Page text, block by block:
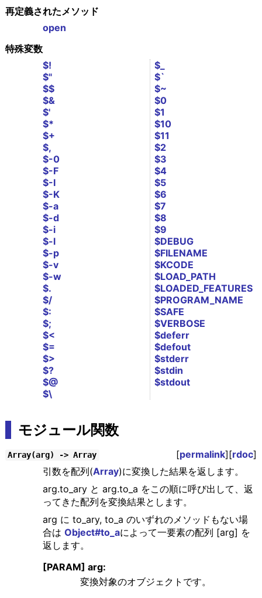
再定義されたメソッド
open
特殊変数
$!
$"
$$
$&
$'
$*
$+
$,
$-0
$-F
$-I
$-K
$-a
$-d
$-i
$-l
$-p
$-v
$-w
$.
$/
$:
$;
$<
$=
$>
$?
$@
$\
$_
$`
$~
$0
$1
$10
$11
$2
$3
$4
$5
$6
$7
$8
$9
$DEBUG
$FILENAME
$KCODE
$LOAD_PATH
$LOADED_FEATURES
$PROGRAM_NAME
$SAFE
$VERBOSE
$deferr
$defout
$stderr
$stdin
$stdout
モジュール関数
Array(arg) -> Array [permalink][rdoc]
引数を配列(Array)に変換した結果を返します。
arg.to_ary と arg.to_a をこの順に呼び出して、返
ってきた配列を変換結果とします。
arg に to_ary, to_a のいずれのメソッドもない場
合は Object#to_aによって一要素の配列 [arg] を
返します。
[PARAM] arg:
変換対象のオブジェクトです。